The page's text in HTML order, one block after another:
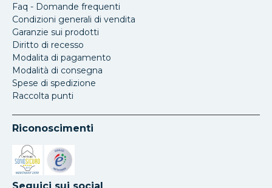
Faq - Domande frequenti
Condizioni generali di vendita
Garanzie sui prodotti
Diritto di recesso
Modalita di pagamento
Modalità di consegna
Spese di spedizione
Raccolta punti
Riconoscimenti
Si apre in una nuova scheda
Si apre in una nuova scheda
Seguici sui social